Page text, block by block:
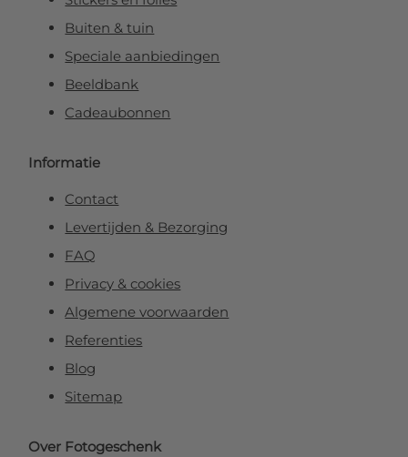
Buiten & tuin
Speciale aanbiedingen
Beeldbank
Cadeaubonnen
Informatie
Contact
Levertijden & Bezorging
FAQ
Privacy & cookies
Algemene voorwaarden
Referenties
Blog
Sitemap
Over Fotogeschenk